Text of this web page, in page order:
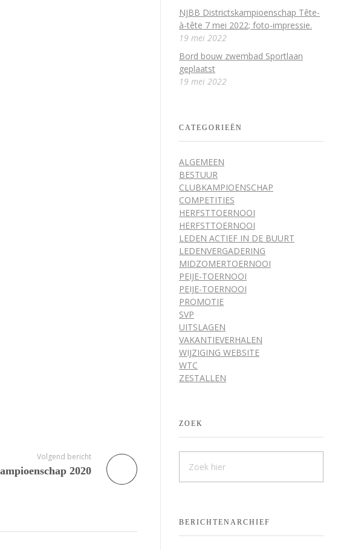
Volgend bericht
2020
NJBB Districtskampioenschap Tête-
à-tête 7 mei 2022; foto-impressie.
19 mei 2022
Bord bouw zwembad Sportlaan
geplaatst
19 mei 2022
CATEGORIEËN
ALGEMEEN
BESTUUR
CLUBKAMPIOENSCHAP
COMPETITIES
HERFSTTOERNOOI
HERFSTTOERNOOI
LEDEN ACTIEF IN DE BUURT
LEDENVERGADERING
MIDZOMERTOERNOOI
PEIJE-TOERNOOI
PEIJE-TOERNOOI
PROMOTIE
SVP
UITSLAGEN
VAKANTIEVERHALEN
WIJZIGING WEBSITE
WTC
ZESTALLEN
ZOEK
BERICHTENARCHIEF